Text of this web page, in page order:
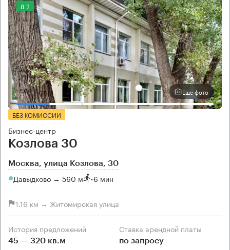
8.2
Еще фото
БЕЗ КОМИССИИ
Бизнес-центр
Козлова 30
Москва, улица Козлова, 30
Давыдково → 560 м ~6 мин
1.16 км → Житомирская улица
История предложений
45 — 320 кв.м
Ставка арендной платы
по запросу